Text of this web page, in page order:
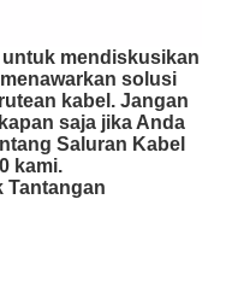
mendiskusikan
solusi
kabel. Jangan
saja jika Anda
Saluran Kabel
kami.
Tantangan